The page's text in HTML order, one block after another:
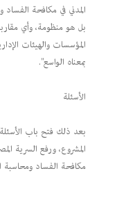
المدني في مكافحة الفساد
بل هو منظومة، وأي
المؤسسات والهيئات
بمعناه الواسع".
الأسئلة
بعد ذلك فتح باب الأسئلة
المشروع، ورفع السرية
مكافحة الفساد ومحاسبة